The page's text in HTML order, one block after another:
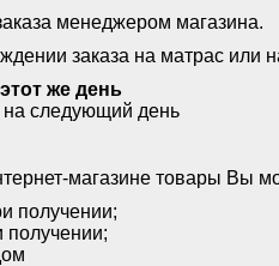
менеджером магазина.
заказа на матрас или
же день
на следующий день
магазине товары Вы
получении;
получении;